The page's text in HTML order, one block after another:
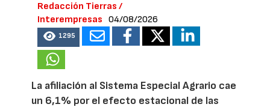
Redacción Tierras /
Interempresas
04/08/2026
1295
La afiliación al Sistema Especial Agrario cae
un 6,1% por el efecto estacional de las